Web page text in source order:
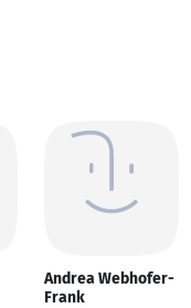
Andrea Webhofer-
Frank